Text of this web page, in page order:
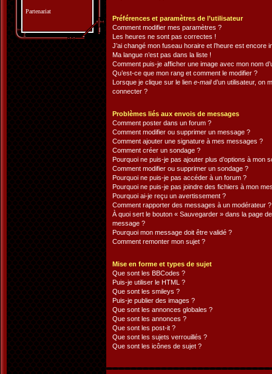
Préférences et paramètres de l’utilisateur
Comment modifier mes paramètres ?
Les heures ne sont pas correctes !
J’ai changé mon fuseau horaire et l’heure est encore
Ma langue n’est pas dans la liste !
Comment puis-je afficher une image avec mon nom
Qu’est-ce que mon rang et comment le modifier ?
Lorsque je clique sur le lien e-maild’un utilisateur, on
connecter ?
Problèmes liés aux envois de messages
Comment poster dans un forum ?
Comment modifier ou supprimer un message ?
Comment ajouter une signature à mes messages ?
Comment créer un sondage ?
Pourquoi ne puis-je pas ajouter plus d’options à mon
Comment modifier ou supprimer un sondage ?
Pourquoi ne puis-je pas accéder à un forum ?
Pourquoi ne puis-je pas joindre des fichiers à mon
Pourquoi ai-je reçu un avertissement ?
Comment rapporter des messages à un modérateur ?
À quoi sert le bouton « Sauvegarder » dans la page
message ?
Pourquoi mon message doit être validé ?
Comment remonter mon sujet ?
Mise en forme et types de sujet
Que sont les BBCodes ?
Puis-je utiliser le HTML ?
Que sont les smileys ?
Puis-je publier des images ?
Que sont les annonces globales ?
Que sont les annonces ?
Que sont les post-it ?
Que sont les sujets verrouillés ?
Que sont les icônes de sujet ?
Partenariat